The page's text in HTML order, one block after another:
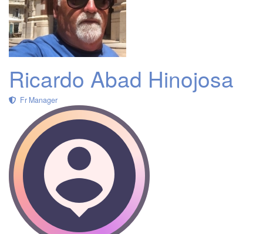
Ricardo Abad Hinojosa
Fr Manager